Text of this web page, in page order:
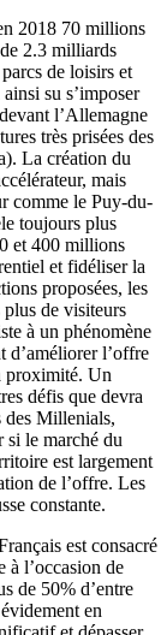
2018 70 millions
2.3 milliards
de loisirs et
su s’imposer
l’Allemagne
très prisées des
La création du
mais
comme le Puy-du-
toujours plus
et 400 millions
et fidéliser la
proposées, les
de visiteurs
à un phénomène
d’améliorer l’offre
proximité. Un
défis que devra
des Millenials,
le marché du
est largement
de l’offre. Les
constante.
est consacré
à l’occasion de
de 50% d’entre
en